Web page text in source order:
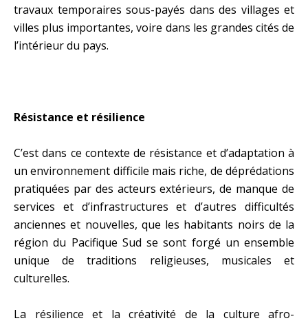
travaux temporaires sous-payés dans des villages et
villes plus importantes, voire dans les grandes cités de
l’intérieur du pays.
Résistance et résilience
C’est dans ce contexte de résistance et d’adaptation à
un environnement difficile mais riche, de déprédations
pratiquées par des acteurs extérieurs, de manque de
services et d’infrastructures et d’autres difficultés
anciennes et nouvelles, que les habitants noirs de la
région du Pacifique Sud se sont forgé un ensemble
unique de traditions religieuses, musicales et
culturelles.
La résilience et la créativité de la culture afro-